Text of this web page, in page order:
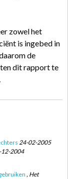
zowel het
is ingebed in
de
dit rapport te
24-02-2005
12-2004
, Het